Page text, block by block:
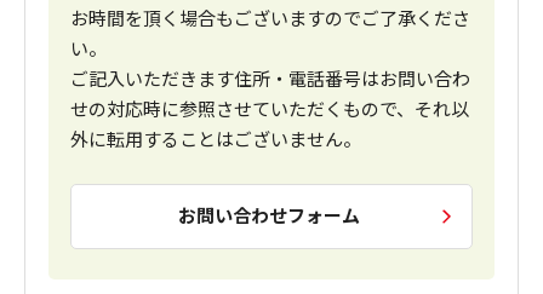
お時間を頂く場合もございますのでご了承くださ
い。
ご記入いただきます住所・電話番号はお問い合わ
せの対応時に参照させていただくもので、それ以
外に転用することはございません。
お問い合わせフォーム